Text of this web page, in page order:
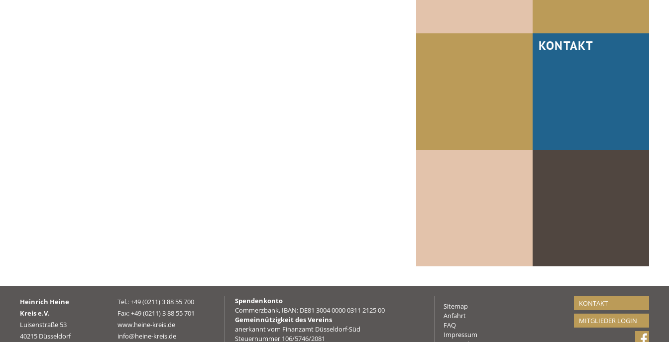
KONTAKT
Heinrich Heine
Kreis e.V.
Luisenstraße 53
40215 Düsseldorf
Tel.: +49 (0211) 3 88 55 700
Fax: +49 (0211) 3 88 55 701
www.heine-kreis.de
info@heine-kreis.de
Spendenkonto
Commerzbank, IBAN: DE81 3004 0000 0311 2125 00
Gemeinnützigkeit des Vereins
anerkannt vom Finanzamt Düsseldorf-Süd
Steuernummer 106/5746/2081
Sitemap
Anfahrt
FAQ
Impressum
KONTAKT
MITGLIEDER LOGIN